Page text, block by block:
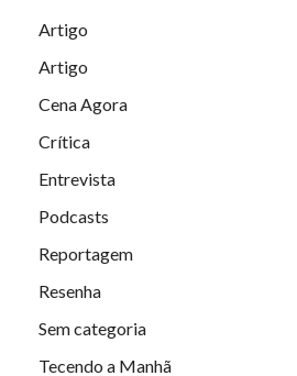
Artigo
Artigo
Cena Agora
Crítica
Entrevista
Podcasts
Reportagem
Resenha
Sem categoria
Tecendo a Manhã